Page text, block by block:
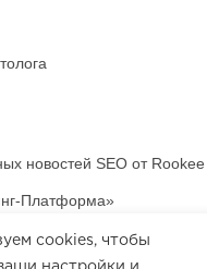
cookies, чтобы
новостей SEO от
Платформа»